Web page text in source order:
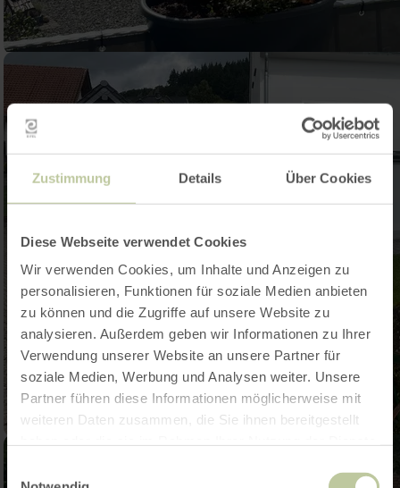
Zustimmung Details Über Cookies
Diese Webseite verwendet Cookies
Wir verwenden Cookies, um Inhalte und Anzeigen zu
personalisieren, Funktionen für soziale Medien anbieten
zu können und die Zugriffe auf unsere Website zu
analysieren. Außerdem geben wir Informationen zu Ihrer
Verwendung unserer Website an unsere Partner für
soziale Medien, Werbung und Analysen weiter. Unsere
Partner führen diese Informationen möglicherweise mit
weiteren Daten zusammen, die Sie ihnen bereitgestellt